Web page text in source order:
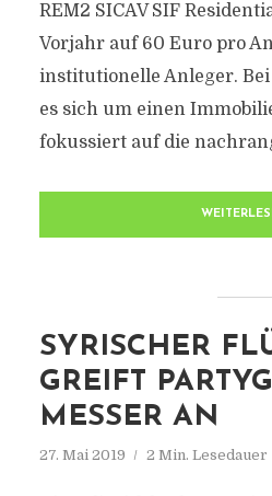
REM2 SICAV SIF
Vorjahr auf 60 Euro pro
institutionelle Anleger.
es sich um einen
fokussiert auf die
SYRISCHER
GREIFT
MESSER AN
27. Mai 2019 2 Min. Lesedauer